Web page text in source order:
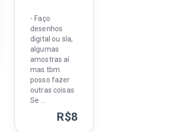
- Faço
desenhos
digital ou sla,
algumas
amostras aí
mas tbm
posso fazer
outras coisas
Se
R$8